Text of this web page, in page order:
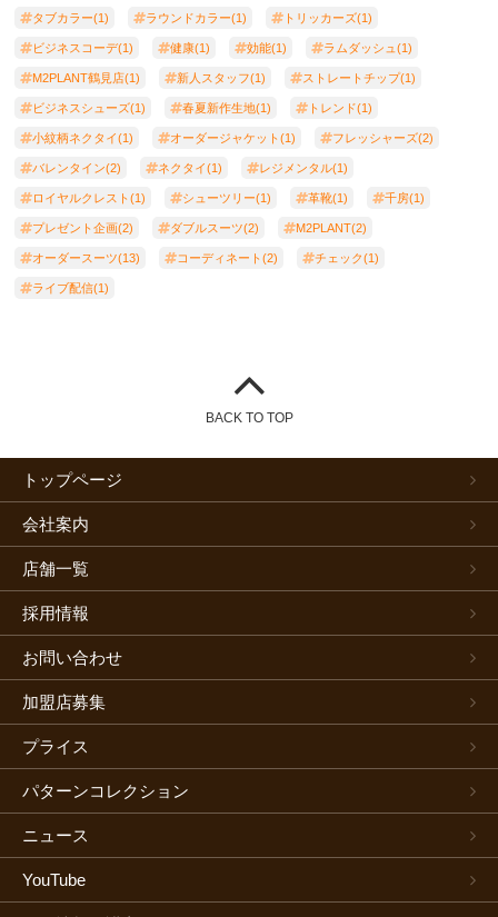
タブカラー(1) ラウンドカラー(1) トリッカーズ(1)
ビジネスコーデ(1) 健康(1) 効能(1) ラムダッシュ(1)
M2PLANT鶴見店(1) 新人スタッフ(1) ストレートチップ(1)
ビジネスシューズ(1) 春夏新作生地(1) トレンド(1)
小紋柄ネクタイ(1) オーダージャケット(1) フレッシャーズ(2)
バレンタイン(2) ネクタイ(1) レジメンタル(1)
ロイヤルクレスト(1) シューツリー(1) 革靴(1) 千房(1)
プレゼント企画(2) ダブルスーツ(2) M2PLANT(2)
オーダースーツ(13) コーディネート(2) チェック(1)
ライブ配信(1)
BACK TO TOP
トップページ
会社案内
店舗一覧
採用情報
お問い合わせ
加盟店募集
プライス
パターンコレクション
ニュース
YouTube